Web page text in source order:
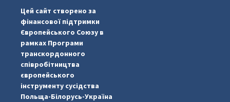
Цей сайт створено за
фінансової підтримки
Європейського Союзу в
рамках Програми
транскордонного
співробітництва
європейського
інструменту сусідства
Польща-Білорусь-Україна